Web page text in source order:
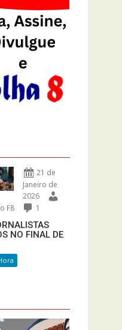
21 de
Janeiro de
2026
F8
1
NO FINAL DE